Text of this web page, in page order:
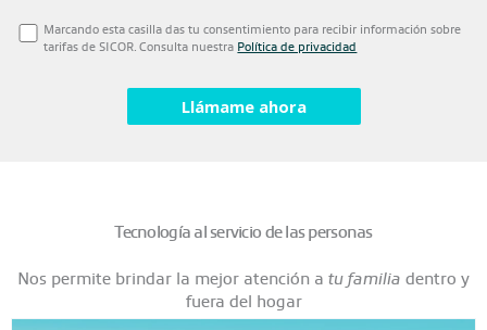
Marcando esta casilla das tu consentimiento para recibir información sobre
tarifas de SICOR. Consulta nuestra Política de privacidad
Tecnología al servicio de las personas
Nos permite brindar la mejor atención a tu familia dentro y
fuera del hogar